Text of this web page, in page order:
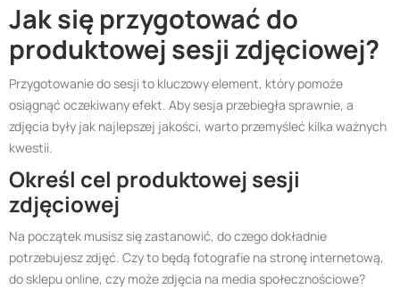
Jak się przygotować do
produktowej sesji zdjęciowej?
Przygotowanie do sesji to kluczowy element, który pomoże
osiągnąć oczekiwany efekt. Aby sesja przebiegła sprawnie, a
zdjęcia były jak najlepszej jakości, warto przemyśleć kilka ważnych
kwestii.
Określ cel produktowej sesji
zdjęciowej
Na początek musisz się zastanowić, do czego dokładnie
potrzebujesz zdjęć. Czy to będą fotografie na stronę internetową,
do sklepu online, czy może zdjęcia na media społecznościowe?